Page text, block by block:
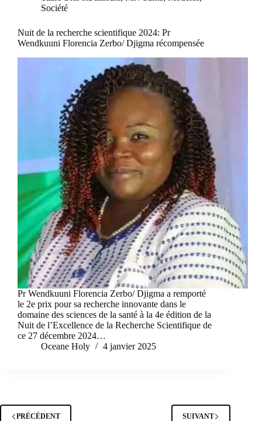
Société
Nuit de la recherche scientifique 2024: Pr
Wendkuuni Florencia Zerbo/ Djigma récompensée
Pr Wendkuuni Florencia Zerbo/ Djigma a remporté
le 2e prix pour sa recherche innovante dans le
domaine des sciences de la santé à la 4e édition de la
Nuit de l’Excellence de la Recherche Scientifique de
ce 27 décembre 2024…
Oceane Holy
4 janvier 2025
PRÉCÉDENT SUIVANT